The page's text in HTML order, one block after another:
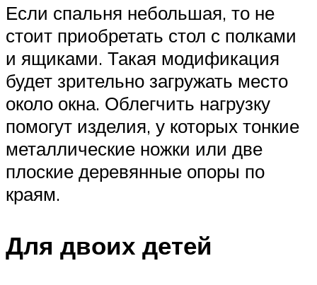
Если спальня небольшая, то не
стоит приобретать стол с полками
и ящиками. Такая модификация
будет зрительно загружать место
около окна. Облегчить нагрузку
помогут изделия, у которых тонкие
металлические ножки или две
плоские деревянные опоры по
краям.
Для двоих детей